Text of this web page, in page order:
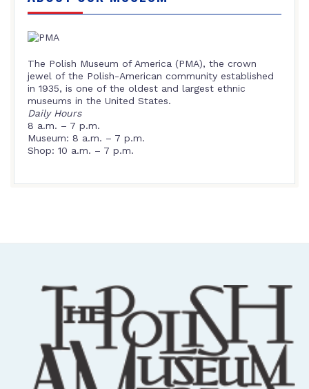
The Polish Museum of America (PMA), the crown
jewel of the Polish-American community established
in 1935, is one of the oldest and largest ethnic
museums in the United States.
Daily Hours
8 a.m. – 7 p.m.
Museum: 8 a.m. – 7 p.m.
Shop: 10 a.m. – 7 p.m.